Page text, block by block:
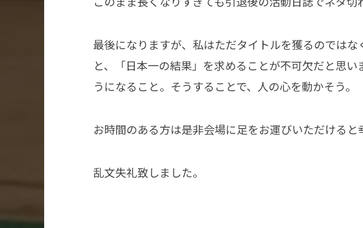
最後になりますが、私はただタイトルを獲るのでは
と、「日本一の結果」を求めることが不可欠だと思
うになること。そうすることで、人の心を動かそう。
お時間のある方は是非会場に足をお運びいただけると
乱文失礼致しました。